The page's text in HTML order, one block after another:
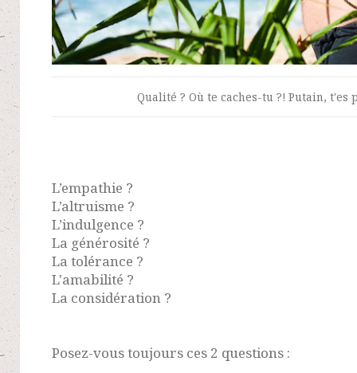
Qualité ? Où te caches-tu ?! Putain, t'es
L’empathie ?
L’altruisme ?
L’indulgence ?
La générosité ?
La tolérance ?
L'amabilité ?
La considération ?
Posez-vous toujours ces 2 questions :